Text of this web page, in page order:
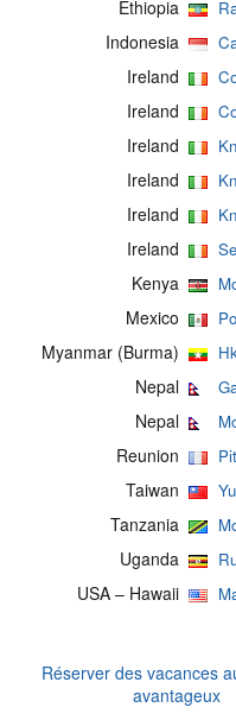
Ethiopia
Indonesia
Ireland
Ireland
Ireland
Ireland
Ireland
Ireland
Kenya
Mexico
Myanmar (Burma)
Nepal
Nepal
Reunion
Taiwan
Tanzania
Uganda
USA – Hawaii
Réserver des vacances
avantageux